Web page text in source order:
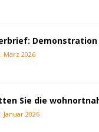
Demonstration
März 2026
Sie die
Januar 2026